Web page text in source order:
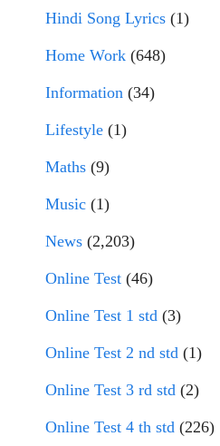
Hindi Song Lyrics (1)
Home Work (648)
Information (34)
Lifestyle (1)
Maths (9)
Music (1)
News (2,203)
Online Test (46)
Online Test 1 std (3)
Online Test 2 nd std (1)
Online Test 3 rd std (2)
Online Test 4 th std (226)